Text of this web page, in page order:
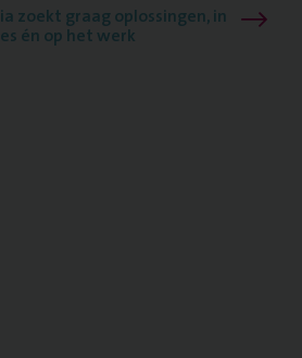
zoekt graag oplossingen, in
én op het werk